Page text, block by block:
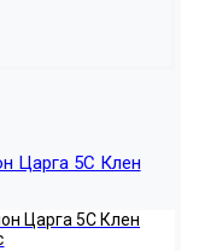
Царга 5С Клен